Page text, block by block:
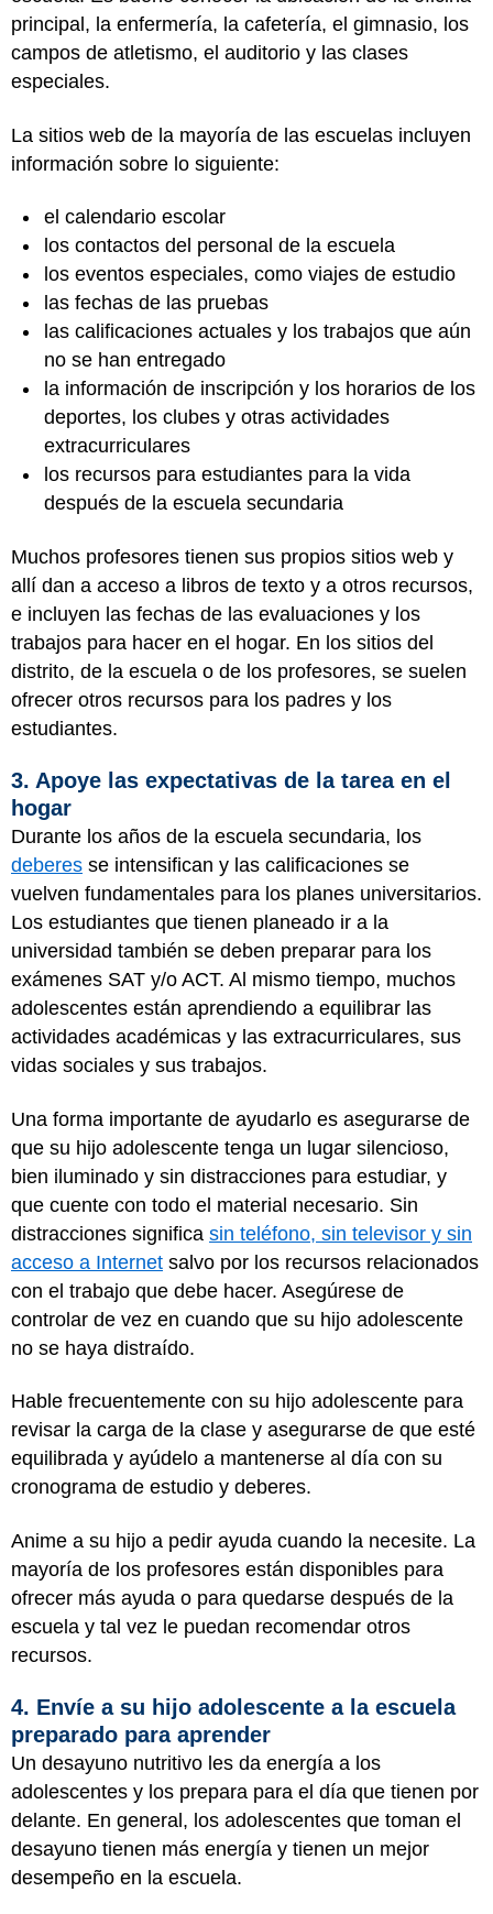
principal, la enfermería, la cafetería, el gimnasio, los
campos de atletismo, el auditorio y las clases
especiales.
La sitios web de la mayoría de las escuelas incluyen
información sobre lo siguiente:
el calendario escolar
los contactos del personal de la escuela
los eventos especiales, como viajes de estudio
las fechas de las pruebas
las calificaciones actuales y los trabajos que aún
no se han entregado
la información de inscripción y los horarios de los
deportes, los clubes y otras actividades
extracurriculares
los recursos para estudiantes para la vida
después de la escuela secundaria
Muchos profesores tienen sus propios sitios web y
allí dan a acceso a libros de texto y a otros recursos,
e incluyen las fechas de las evaluaciones y los
trabajos para hacer en el hogar. En los sitios del
distrito, de la escuela o de los profesores, se suelen
ofrecer otros recursos para los padres y los
estudiantes.
3. Apoye las expectativas de la tarea en el
hogar
Durante los años de la escuela secundaria, los
deberes se intensifican y las calificaciones se
vuelven fundamentales para los planes universitarios.
Los estudiantes que tienen planeado ir a la
universidad también se deben preparar para los
exámenes SAT y/o ACT. Al mismo tiempo, muchos
adolescentes están aprendiendo a equilibrar las
actividades académicas y las extracurriculares, sus
vidas sociales y sus trabajos.
Una forma importante de ayudarlo es asegurarse de
que su hijo adolescente tenga un lugar silencioso,
bien iluminado y sin distracciones para estudiar, y
que cuente con todo el material necesario. Sin
distracciones significa sin teléfono, sin televisor y sin
acceso a Internet salvo por los recursos relacionados
con el trabajo que debe hacer. Asegúrese de
controlar de vez en cuando que su hijo adolescente
no se haya distraído.
Hable frecuentemente con su hijo adolescente para
revisar la carga de la clase y asegurarse de que esté
equilibrada y ayúdelo a mantenerse al día con su
cronograma de estudio y deberes.
Anime a su hijo a pedir ayuda cuando la necesite. La
mayoría de los profesores están disponibles para
ofrecer más ayuda o para quedarse después de la
escuela y tal vez le puedan recomendar otros
recursos.
4. Envíe a su hijo adolescente a la escuela
preparado para aprender
Un desayuno nutritivo les da energía a los
adolescentes y los prepara para el día que tienen por
delante. En general, los adolescentes que toman el
desayuno tienen más energía y tienen un mejor
desempeño en la escuela.